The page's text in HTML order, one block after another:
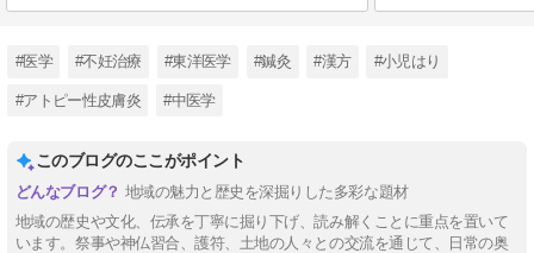
#医学 #不妊治療 #東洋医学 #鍼灸 #漢方 #小児はり
#アトピー性皮膚炎 #中医学
このブログのここがポイント
地域の魅力と歴史を深掘りした多彩な題材
地域の歴史や文化、伝承を丁寧に掘り下げ、読み解くことに重点を置いて
います。祭事や神仏習合、護符、土地の人々との交流を通じて、日常の奥